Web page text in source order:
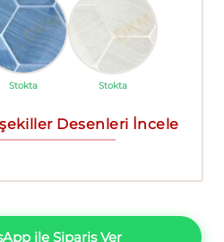
Stokta Stokta
Desenleri İncele
ile Sipariş Ver